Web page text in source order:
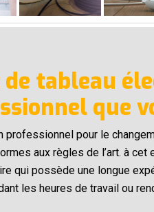
de tableau
que
professionnel pour le
aux règles de l’art. à
qui possède une longue
les heures de travail ou